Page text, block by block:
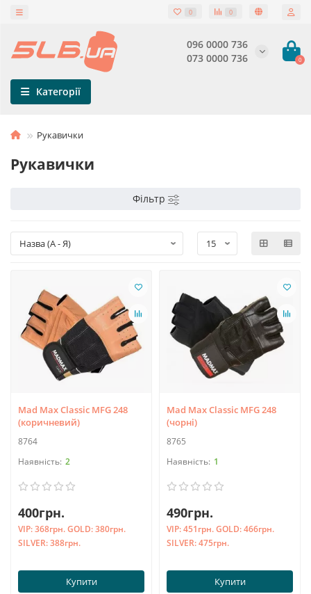
0 0
096 0000 736
073 0000 736
0
Категорії
Рукавички
Рукавички
Фільтр
Mad Max Classic MFG 248
(коричневий)
8764
2
400грн.
VIP:368грн.GOLD:380грн.
SILVER:388грн.
Купити
Mad Max Classic MFG 248
(чорні)
8765
1
490грн.
VIP:451грн.GOLD:466грн.
SILVER:475грн.
Купити